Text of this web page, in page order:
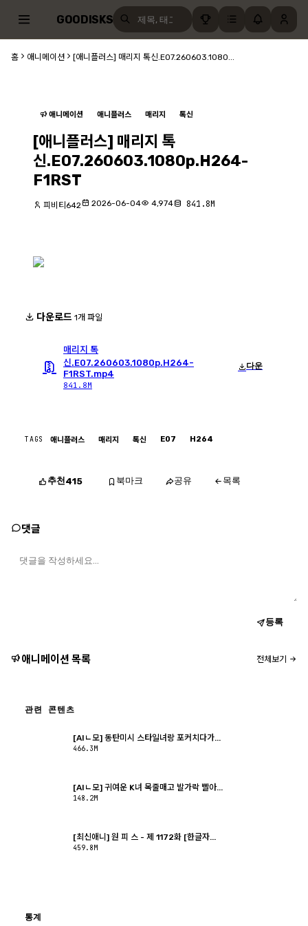
GOODISKS
홈 애니메이션 [애니플러스] 매리지 톡신.E07.260603.1080...
애니메이션 애니플러스 매리지 톡신
[애니플러스] 매리지 톡
신.E07.260603.1080p.H264-
F1RST
피비티642 2026-06-04 4,974 841.8M
다운로드 1개 파일
매리지 톡
신.E07.260603.1080p.H264-
F1RST.mp4
841.8M
다운
TAGS 애니플러스 매리지 톡신 E07 H264
추천415 북마크 공유 목록
댓글
등록
애니메이션 목록 전체보기
관련 콘텐츠
[AIㄴ모] 동탄미시 스타일녀랑 포커치다가...
466.3M
[AIㄴ모] 귀여운 K녀 목줄매고 발가락 빨아...
148.2M
[최신애니] 원 피 스 - 제 1172화 [한글자...
459.8M
통계